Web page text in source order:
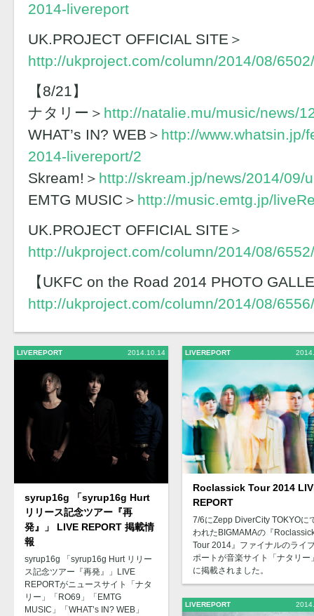
2014-livereport
UK.PROJECT OFFICIAL SITE＞
http://ukproject.com/column/2014/08/6502/
【8/21】
ナタリー＞ http://natalie.mu/music/news/
WHAT’s IN? WEB＞ http://www.whatsin.jp/
2014-livereport/2
Skream!＞ http://skream.jp/news/2014/09/
EMTG MUSIC＞ http://music.emtg.jp/
UK.PROJECT OFFICIAL SITE＞
http://ukproject.com/column/2014/08/6552/
【UKFC on the Road 2014 PHOTO
http://ukproject.com/column/2014/08/6556/
LIVEREPORT 2014.10.14
syrup16g 「syrup16g Hurt
リリース記念ツアー『再
発』」 LIVE REPORT 掲載情
報
syrup16g 「syrup16g Hurt リリー
ス記念ツアー『再発』」LIVE
REPORTがニュースサイト「ナタ
リー」「RO69」「EMTG
MUSIC」「WHAT’s IN? WEB」
LIVEREPORT
Roclassick Tour 2014
REPORT
7/6にZepp DiverCity TOKYOに
われたBIGMAMAの『
Tour 2014』ファイナルのライ
ポートが音楽サイト「ナタリー
に掲載されました。
LIVEREPORT